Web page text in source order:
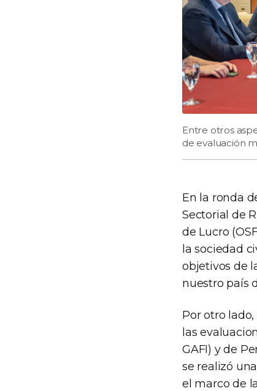
Entre otros
de evaluación
En la ronda
Sectorial de
de Lucro
la sociedad
objetivos de
nuestro país
Por otro
las
GAFI) y de
se realizó
el marco de